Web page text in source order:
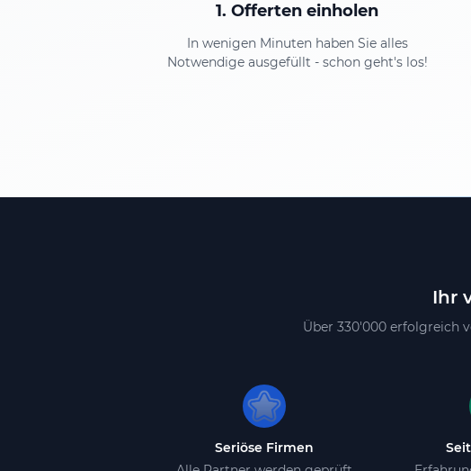
1. Offerten einholen
In wenigen Minuten haben Sie alles
Notwendige ausgefüllt - schon geht's los!
Ihr
Über 330'000 erfolgreich
Seriöse Firmen